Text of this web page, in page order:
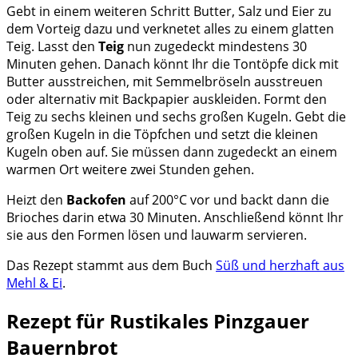
Gebt in einem weiteren Schritt Butter, Salz und Eier zu
dem Vorteig dazu und verknetet alles zu einem glatten
Teig. Lasst den Teig nun zugedeckt mindestens 30
Minuten gehen. Danach könnt Ihr die Tontöpfe dick mit
Butter ausstreichen, mit Semmelbröseln ausstreuen
oder alternativ mit Backpapier auskleiden. Formt den
Teig zu sechs kleinen und sechs großen Kugeln. Gebt die
großen Kugeln in die Töpfchen und setzt die kleinen
Kugeln oben auf. Sie müssen dann zugedeckt an einem
warmen Ort weitere zwei Stunden gehen.
Heizt den Backofen auf 200°C vor und backt dann die
Brioches darin etwa 30 Minuten. Anschließend könnt Ihr
sie aus den Formen lösen und lauwarm servieren.
Das Rezept stammt aus dem Buch Süß und herzhaft aus
Mehl & Ei.
Rezept für Rustikales Pinzgauer
Bauernbrot